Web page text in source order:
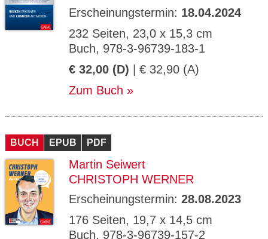
Erscheinungstermin: 18.04.2024
232 Seiten, 23,0 x 15,3 cm
Buch, 978-3-96739-183-1
€ 32,00 (D) | € 32,90 (A)
Zum Buch
BUCH EPUB PDF
Martin Seiwert
CHRISTOPH WERNER
Erscheinungstermin: 28.08.2023
176 Seiten, 19,7 x 14,5 cm
Buch, 978-3-96739-157-2